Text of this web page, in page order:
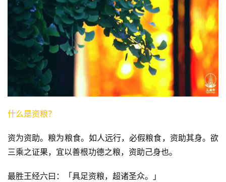
什么是资粮？
资为资助。粮为粮食。如人远行，必假粮食，资助其身。欲
三乘之证果，宜以善根功德之粮，资助己身也。
最胜王经六曰：「具足资粮，超诸圣众。」